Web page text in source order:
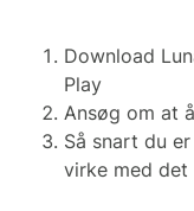
Download
Play
Ansøg om at
Så snart du
virke med det